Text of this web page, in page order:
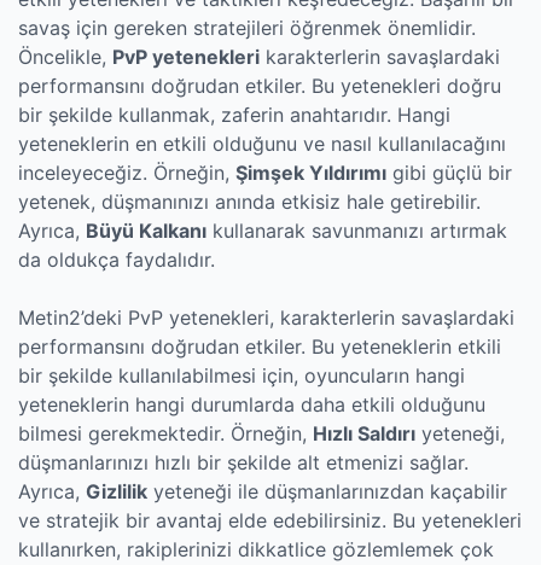
savaş için gereken stratejileri öğrenmek önemlidir.
Öncelikle, PvP yetenekleri karakterlerin savaşlardaki
performansını doğrudan etkiler. Bu yetenekleri doğru
bir şekilde kullanmak, zaferin anahtarıdır. Hangi
yeteneklerin en etkili olduğunu ve nasıl kullanılacağını
inceleyeceğiz. Örneğin, Şimşek Yıldırımı gibi güçlü bir
yetenek, düşmanınızı anında etkisiz hale getirebilir.
Ayrıca, Büyü Kalkanı kullanarak savunmanızı artırmak
da oldukça faydalıdır.
Metin2’deki PvP yetenekleri, karakterlerin savaşlardaki
performansını doğrudan etkiler. Bu yeteneklerin etkili
bir şekilde kullanılabilmesi için, oyuncuların hangi
yeteneklerin hangi durumlarda daha etkili olduğunu
bilmesi gerekmektedir. Örneğin, Hızlı Saldırı yeteneği,
düşmanlarınızı hızlı bir şekilde alt etmenizi sağlar.
Ayrıca, Gizlilik yeteneği ile düşmanlarınızdan kaçabilir
ve stratejik bir avantaj elde edebilirsiniz. Bu yetenekleri
kullanırken, rakiplerinizi dikkatlice gözlemlemek çok